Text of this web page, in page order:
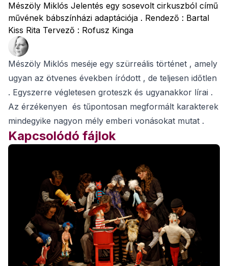
Mészöly Miklós Jelentés egy sosevolt cirkuszból című
művének bábszínházi adaptációja . Rendező : Bartal
Kiss Rita Tervező : Rofusz Kinga
Mészöly Miklós meséje egy szürreális történet , amely
ugyan az ötvenes években íródott , de teljesen időtlen
. Egyszerre végletesen groteszk és ugyanakkor lírai .
Az érzékenyen és tűpontosan megformált karakterek
mindegyike nagyon mély emberi vonásokat mutat .
Kapcsolódó fájlok